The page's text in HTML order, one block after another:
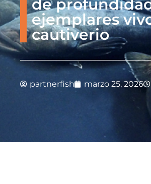
de
ejemplares
cautiverio
partnerfish marzo 25, 2026